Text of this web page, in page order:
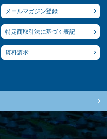
メールマガジン登録
特定商取引法に基づく表記
資料請求